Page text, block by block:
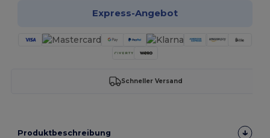
Express-Angebot
Schneller Versand
Produktbeschreibung